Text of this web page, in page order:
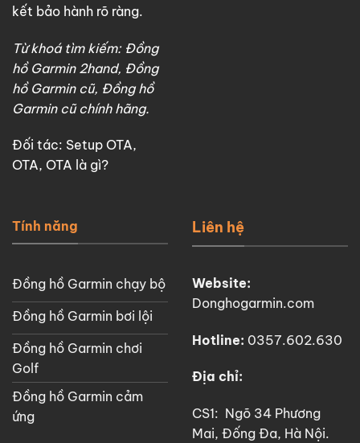
kết bảo hành rõ ràng.
Từ khoá tìm kiếm: Đồng
hồ Garmin 2hand, Đồng
hồ Garmin cũ, Đồng hồ
Garmin cũ chính hãng.
Đối tác: Setup OTA,
OTA, OTA là gì?
Tính năng
Đồng hồ Garmin chạy bộ
Đồng hồ Garmin bơi lội
Đồng hồ Garmin chơi
Golf
Đồng hồ Garmin cảm
ứng
Liên hệ
Website:
Donghogarmin.com
Hotline: 0357.602.630
Địa chỉ:
CS1: Ngõ 34 Phương
Mai, Đống Đa, Hà Nội.